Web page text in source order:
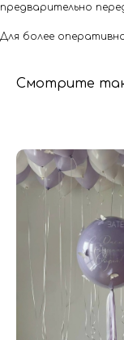
предварительно
Для более
Смотрите